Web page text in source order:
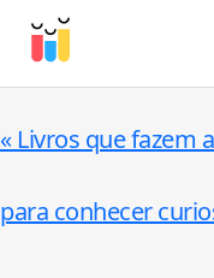
« Livros que fazem
para conhecer